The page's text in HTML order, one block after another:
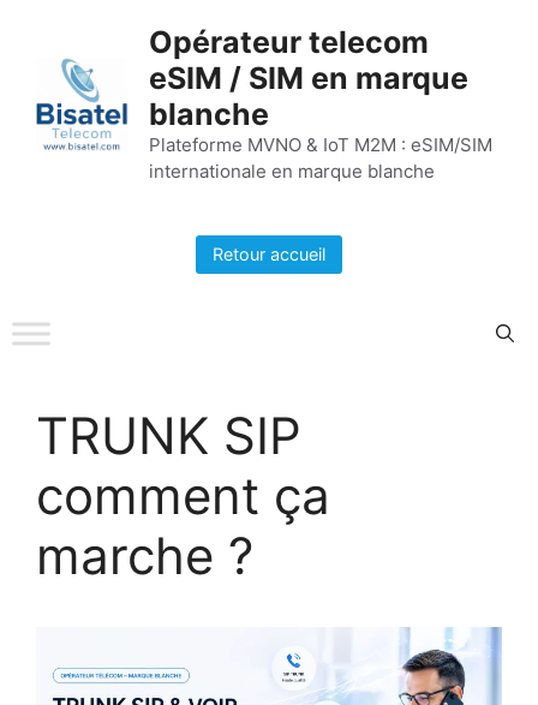
contenu
Opérateur telecom
eSIM / SIM en marque
blanche
Plateforme MVNO & IoT M2M : eSIM/SIM
internationale en marque blanche
Retour accueil
TRUNK SIP
comment ça
marche ?